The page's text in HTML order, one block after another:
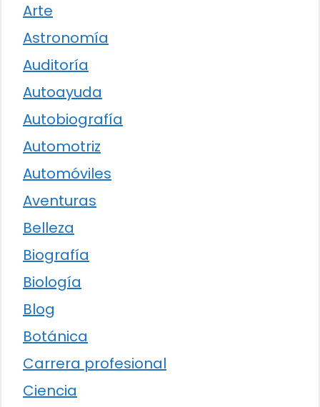
Arte
Astronomía
Auditoría
Autoayuda
Autobiografía
Automotriz
Automóviles
Aventuras
Belleza
Biografía
Biología
Blog
Botánica
Carrera profesional
Ciencia